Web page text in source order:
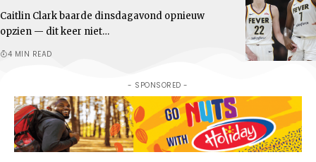
Caitlin Clark baarde dinsdagavond opnieuw
opzien — dit keer niet…
4 MIN READ
- SPONSORED -